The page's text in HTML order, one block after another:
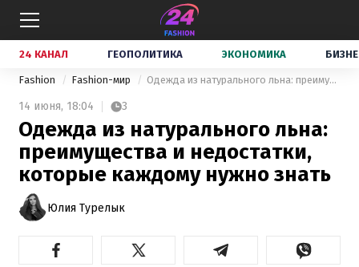
24 КАНАЛ ГЕОПОЛИТИКА ЭКОНОМИКА
Fashion Fashion-мир Одежда из натурального льна: преимущества и недостатки, которые каждому нужно знать
14 июня, 18:04 3
Одежда из натурального льна:
преимущества и недостатки,
которые каждому нужно знать
Юлия Турелык